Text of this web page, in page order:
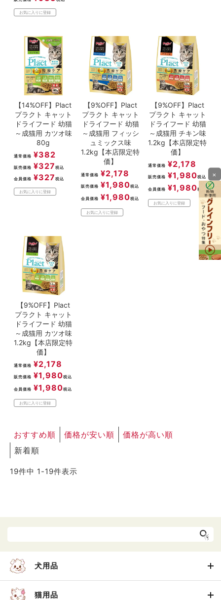
お気に入りに登録
【14%OFF】Plact
プラクト キャット
ドライフード 幼猫
～成猫用 カツオ味
80g
通常価格 ¥382
販売価格 ¥327 税込
会員価格 ¥327 税込
お気に入りに登録
【9%OFF】Plact
プラクト キャット
ドライフード 幼猫
～成猫用 フィッシ
ュミックス味
1.2kg【本店限定特
価】
通常価格 ¥2,178
販売価格 ¥1,980税込
会員価格 ¥1,980税込
お気に入りに登録
【9%OFF】Plact
プラクト キャット
ドライフード 幼猫
～成猫用 チキン味
1.2kg【本店限定特
価】
通常価格 ¥2,178
販売価格 ¥1,980税込
会員価格 ¥1,980税込
お気に入りに登録
【9%OFF】Plact
プラクト キャット
ドライフード 幼猫
～成猫用 カツオ味
1.2kg【本店限定特
価】
通常価格 ¥2,178
販売価格 ¥1,980税込
会員価格 ¥1,980税込
お気に入りに登録
おすすめ順 価格が安い順
価格が高い順
新着順
19件中 1 -19件表示
犬用品
猫用品
×